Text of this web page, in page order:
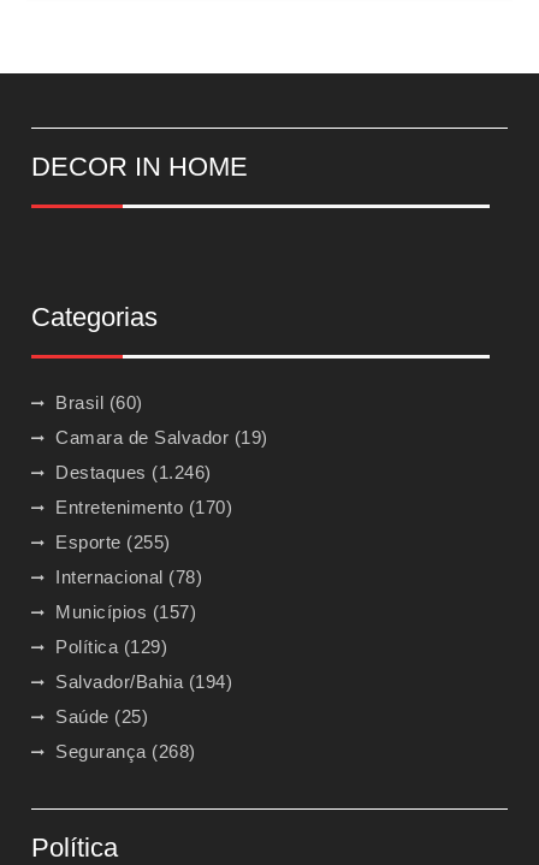
DECOR IN HOME
Categorias
Brasil (60)
Camara de Salvador (19)
Destaques (1.246)
Entretenimento (170)
Esporte (255)
Internacional (78)
Municípios (157)
Política (129)
Salvador/Bahia (194)
Saúde (25)
Segurança (268)
Política